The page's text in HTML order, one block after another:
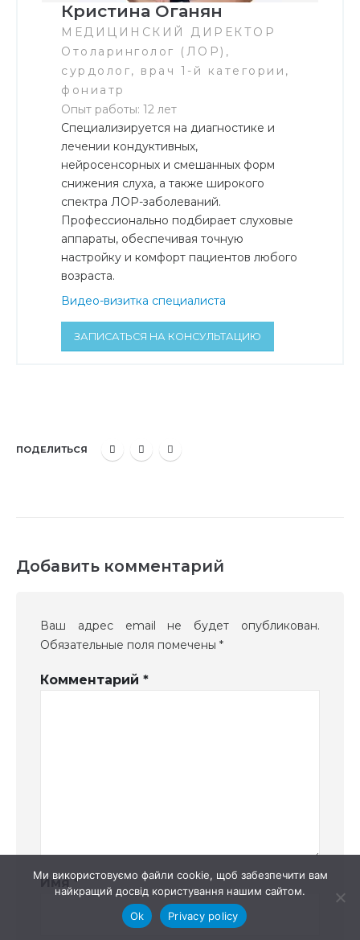
Кристина Оганян
МЕДИЦИНСКИЙ ДИРЕКТОР
Отоларинголог (ЛОР),
сурдолог, врач 1-й категории,
фониатр
Опыт работы: 12 лет
Специализируется на диагностике и
лечении кондуктивных,
нейросенсорных и смешанных форм
снижения слуха, а также широкого
спектра ЛОР-заболеваний.
Профессионально подбирает слуховые
аппараты, обеспечивая точную
настройку и комфорт пациентов любого
возраста.
Видео-визитка специалиста
ЗАПИСАТЬСЯ НА КОНСУЛЬТАЦИЮ
ПОДЕЛИТЬСЯ
Добавить комментарий
Ваш адрес email не будет опубликован.
Обязательные поля помечены *
Комментарий *
Имя*
Ми використовуємо файли cookie, щоб забезпечити вам
найкращий досвід користування нашим сайтом.
Ok
Privacy policy